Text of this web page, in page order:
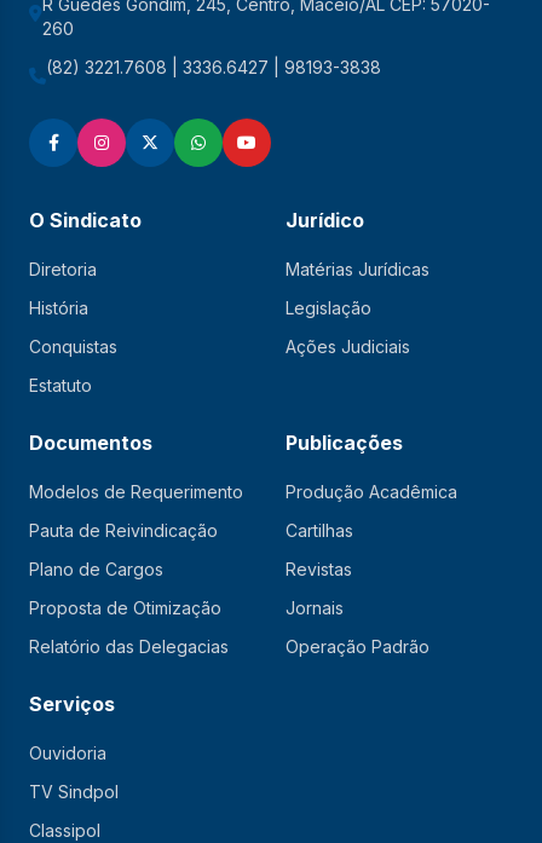
R Guedes Gondim, 245, Centro, Maceió/AL CEP: 57020-
260
(82) 3221.7608 | 3336.6427 | 98193-3838
O Sindicato
Diretoria
História
Conquistas
Estatuto
Jurídico
Matérias Jurídicas
Legislação
Ações Judiciais
Documentos
Modelos de Requerimento
Pauta de Reivindicação
Plano de Cargos
Proposta de Otimização
Relatório das Delegacias
Publicações
Produção Acadêmica
Cartilhas
Revistas
Jornais
Operação Padrão
Serviços
Ouvidoria
TV Sindpol
Classipol